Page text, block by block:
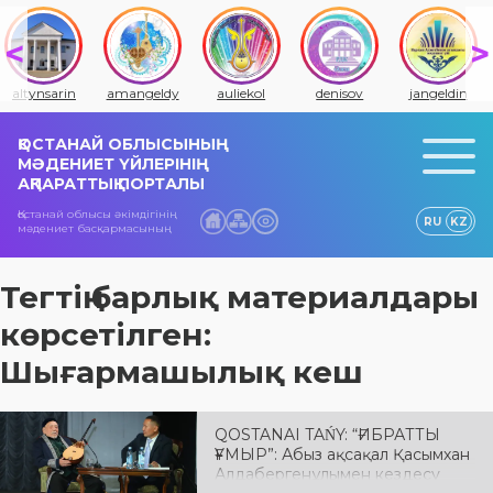
altynsarin amangeldy auliekol denisov jangeldin
ҚОСТАНАЙ ОБЛЫСЫНЫҢ
МӘДЕНИЕТ ҮЙЛЕРІНІҢ
АҚПАРАТТЫҚ ПОРТАЛЫ
Қостанай облысы әкімдігінің
мәдениет басқармасының
RU KZ
Тегтің барлық материалдары
көрсетілген:
Шығармашылық кеш
QOSTANAI TAŃY: “ҒИБРАТТЫ
ҒҰМЫР”: Абыз ақсақал Қасымхан
Алдабергенұлымен кездесу